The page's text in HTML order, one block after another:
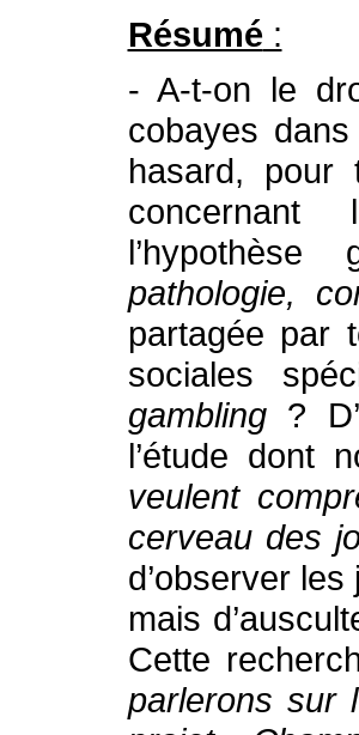
Résumé :
- A-t-on le
cobayes
hasard, pour
pathologie,
partagée par
sociales
gambling?
l’étude dont
veulent
cerveau des
d’observer
mais
Cette
parlerons sur